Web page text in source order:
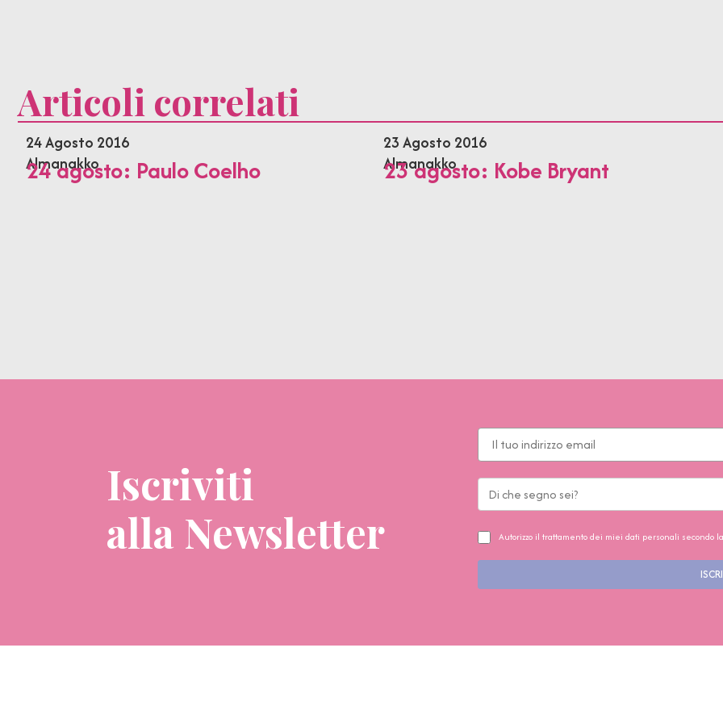
Articoli correlati
24 Agosto 2016
Almanakko
24 agosto: Paulo Coelho
23 Agosto 2016
Almanakko
23 agosto: Kobe Bryant
Iscriviti
alla Newsletter
Autorizzo il trattamento dei miei dati personali secondo la